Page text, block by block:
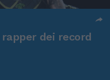
dei record